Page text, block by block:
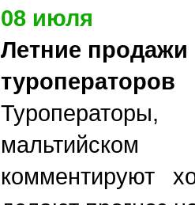
08 июля
Летние
туроператоров
комментируют